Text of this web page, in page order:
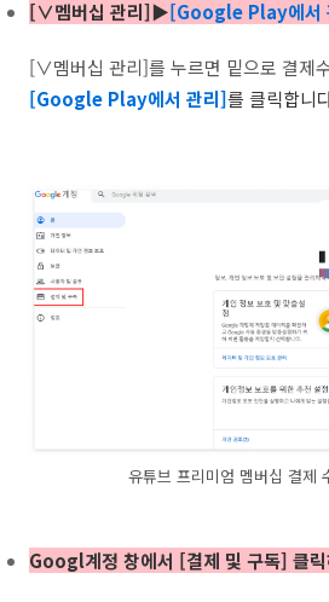
[∨멤버십 관리]▶[Google Play에서
[∨멤버십 관리]를 누르면 밑으로 결제
[Google Play에서 관리]를 클릭합니
유튜브 프리미엄 멤버십 결제
Googl계정 창에서 [결제 및 구독] 클릭